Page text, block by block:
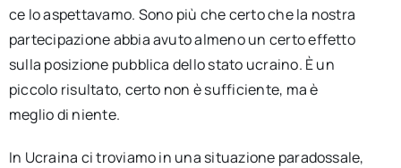
ce lo aspettavamo. Sono più che certo che la nostra
partecipazione abbia avuto almeno un certo effetto
sulla posizione pubblica dello stato ucraino. È un
piccolo risultato, certo non è sufficiente, ma è
meglio di niente.
In Ucraina ci troviamo in una situazione paradossale,